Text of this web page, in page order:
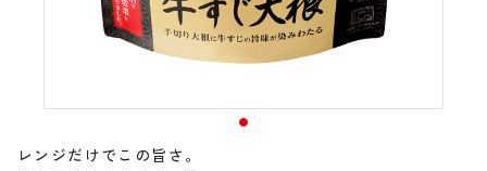
レンジだけでこの旨さ。